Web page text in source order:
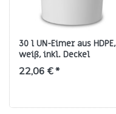
30 l UN-Eimer aus HDPE,
weiß, inkl. Deckel
22,06 € *